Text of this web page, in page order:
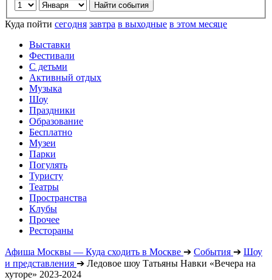
Куда пойти сегодня завтра в выходные в этом месяце
Выставки
Фестивали
С детьми
Активный отдых
Музыка
Шоу
Праздники
Образование
Бесплатно
Музеи
Парки
Погулять
Туристу
Театры
Пространства
Клубы
Прочее
Рестораны
Афиша Москвы — Куда сходить в Москве ➔ События ➔ Шоу
и представления ➔ Ледовое шоу Татьяны Навки «Вечера на
хуторе» 2023-2024